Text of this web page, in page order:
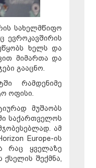
სახელმწიფო
ევროკავშირის
ხელს და
მიმართა და
გააცნო.
რამდენიმე
ოფისი.
მუშაობს
საქართველოს
ამ
Europe-ის
რაც ყველაზე
ქსელის შექმნა,